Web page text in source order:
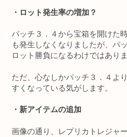
・ロット発生率の増加？
パッチ３．４から宝箱を開けた
も発生しなくなりましたが、パ
ロット勝負になるわけではありま
ただ、心なしかパッチ３．４よ
すくなっている気がします。
・新アイテムの追加
画像の通り、レプリカトレジャ